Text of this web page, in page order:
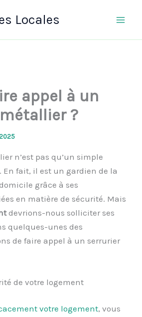
Locales
appel à un
?
n’est pas qu’un simple
fait, il est un gardien de la
grâce à ses
en matière de sécurité. Mais
devrions-nous solliciter ses
quelques-unes des
de faire appel à un serrurier
de votre logement
votre logement, vous